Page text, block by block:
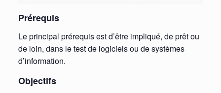
Prérequis
Le principal prérequis est d’être impliqué, de prêt ou
de loin, dans le test de logiciels ou de systèmes
d’information.
Objectifs